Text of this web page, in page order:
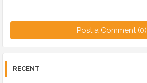
Post a Comment (0)
RECENT